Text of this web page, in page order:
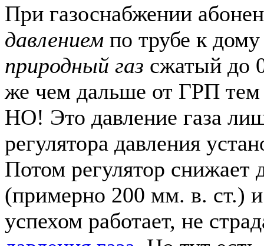
При газоснабжении
давлением по трубе к дому
природный газ сжатый до
же чем дальше от ГРП тем
НО! Это давление газа
регулятора давления
Потом регулятор снижает
(примерно 200 мм. в. ст.)
успехом работает, не